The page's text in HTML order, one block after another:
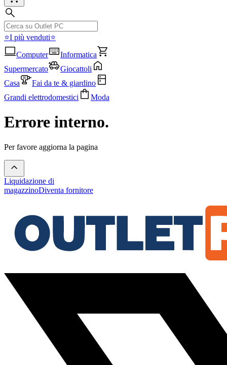
⭐I più venduti⭐
Computer
Informatica
Supermercato
Giocattoli
Casa
Fai da te & giardino
Grandi elettrodomestici
Moda
Errore interno.
Per favore aggiorna la pagina
Liquidazione di
magazzinoDiventa fornitore